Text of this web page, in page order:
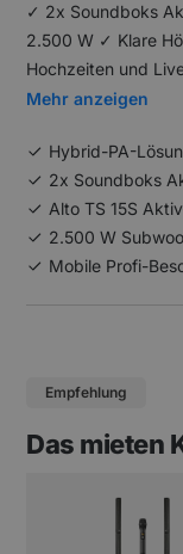
✓ 2x Soundboks
2.500 W ✓ Klare
Hochzeiten und
Mehr anzeigen
Hybrid-PA-
2x Soundboks
Alto TS 15S
2.500 W
Mobile Profi-
Empfehlung
Das mieten